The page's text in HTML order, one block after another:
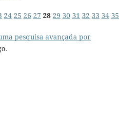
24 25 26 27 28 29 30 31 32 33 34 35
pesquisa avançada por